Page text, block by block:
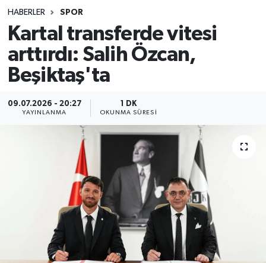
HABERLER SPOR
Kartal transferde vitesi
arttırdı: Salih Özcan,
Beşiktaş'ta
09.07.2026 - 20:27
YAYINLANMA
1 DK
OKUNMA SÜRESI
Spor
Teknoloji
Yaşam